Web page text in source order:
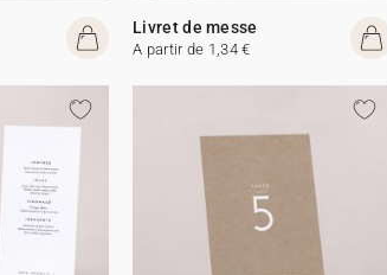
Livret de messe
A partir de 1,34 €